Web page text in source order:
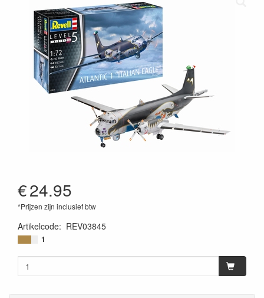
€24.95
*Prijzen zijn inclusief btw
Artikelcode: REV03845
4009803038452
1